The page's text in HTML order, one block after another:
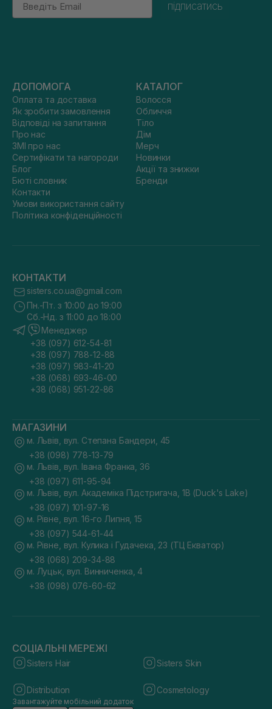
підписатись
ДОПОМОГА
Оплата та доставка
Як зробити замовлення
Відповіді на запитання
Про нас
ЗМІ про нас
Сертифікати та нагороди
Блог
Бюті словник
Контакти
Умови використання сайту
Політика конфіденційності
КАТАЛОГ
Волосся
Обличчя
Тіло
Дім
Мерч
Новинки
Акції та знижки
Бренди
КОНТАКТИ
sisters.co.ua@gmail.com
Пн.-Пт. з 10:00 до 19:00
Сб.-Нд. з 11:00 до 18:00
Менеджер
+38 (097) 612-54-81
+38 (097) 788-12-88
+38 (097) 983-41-20
+38 (068) 693-46-00
+38 (068) 951-22-86
МАГАЗИНИ
м. Львів, вул. Степана Бандери, 45
+38 (098) 778-13-79
м. Львів, вул. Івана Франка, 36
+38 (097) 611-95-94
м. Львів, вул. Академіка Підстригача, 1В (Duck's Lake)
+38 (097) 101-97-16
м. Рівне, вул. 16-го Липня, 15
+38 (097) 544-61-44
м. Рівне, вул. Кулика і Гудачека, 23 (ТЦ Екватор)
+38 (068) 209-34-88
м. Луцьк, вул. Винниченка, 4
+38 (098) 076-60-62
СОЦІАЛЬНІ МЕРЕЖІ
Sisters Hair Sisters Skin
Distribution Cosmetology
Завантажуйте мобільний додаток